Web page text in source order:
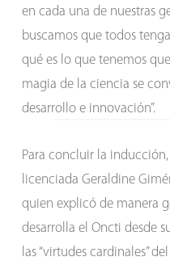
en cada una de nuestras
buscamos que todos
qué es lo que tenemos
magia de la ciencia se
desarrollo e innovación”.
Para concluir la
licenciada Geraldine
quien explicó de manera
desarrolla el Oncti desde
las “virtudes cardinales”